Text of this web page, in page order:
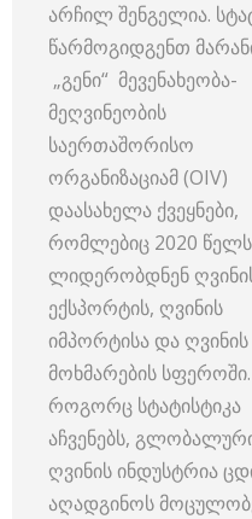
არჩილ შენგელია.
წარმოგიდგენთ
„გენი“ მევენახეობა-
მეღვინეობის
საერთაშორისო
ორგანიზაციამ (OIV)
დაასახელა ქვეყნები,
რომლებიც 2020 წელს
ლიდერობდნენ
ექსპორტის, ღვინის
იმპორტისა და ღვინის
მოხმარების სფეროში.
როგორც სტატისტიკა
აჩვენებს,
ღვინის ინდუსტრია
აღადგინოს